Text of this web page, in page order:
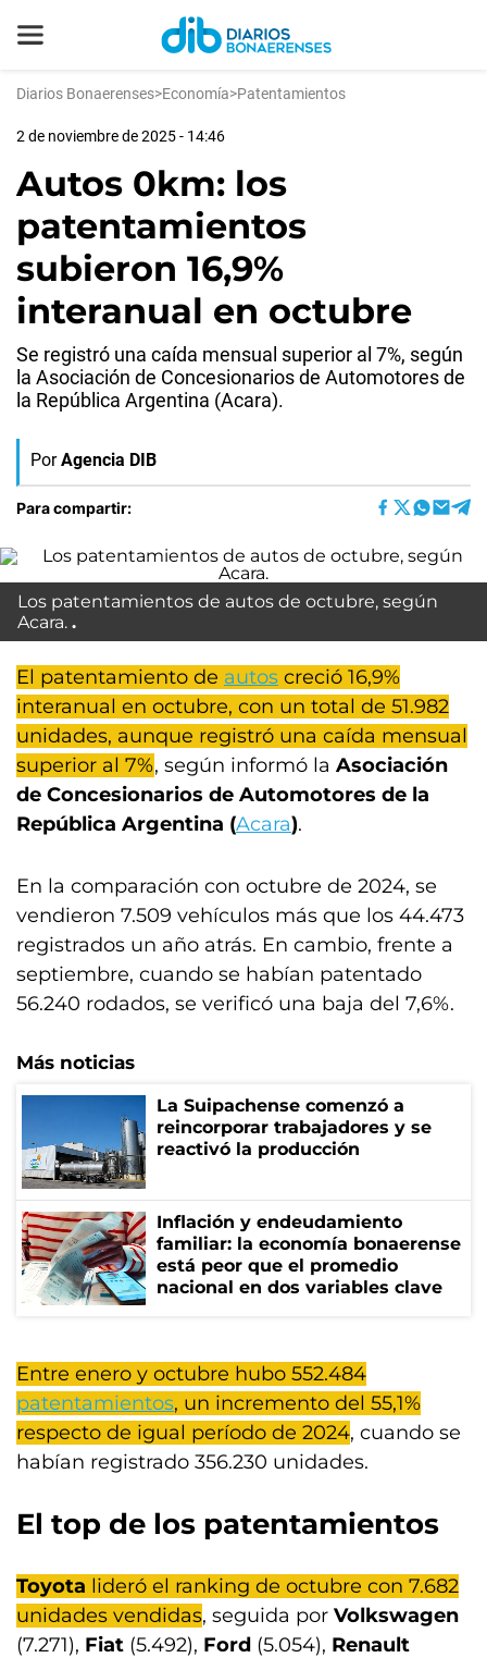
Diarios Bonaerenses>Economía>Patentamientos
2 de noviembre de 2025 - 14:46
Autos 0km: los
patentamientos
subieron 16,9%
interanual en octubre
Se registró una caída mensual superior al 7%, según
la Asociación de Concesionarios de Automotores de
la República Argentina (Acara).
Por Agencia DIB
Para compartir:
Los patentamientos de autos de octubre, según
Acara.
El patentamiento de autos creció 16,9%
interanual en octubre, con un total de 51.982
unidades, aunque registró una caída mensual
superior al 7%, según informó la Asociación
de Concesionarios de Automotores de la
República Argentina (Acara).
En la comparación con octubre de 2024, se
vendieron 7.509 vehículos más que los 44.473
registrados un año atrás. En cambio, frente a
septiembre, cuando se habían patentado
56.240 rodados, se verificó una baja del 7,6%.
Más noticias
La Suipachense comenzó a
reincorporar trabajadores y se
reactivó la producción
Inflación y endeudamiento
familiar: la economía bonaerense
está peor que el promedio
nacional en dos variables clave
Entre enero y octubre hubo 552.484
patentamientos, un incremento del 55,1%
respecto de igual período de 2024, cuando se
habían registrado 356.230 unidades.
El top de los patentamientos
Toyota lideró el ranking de octubre con 7.682
unidades vendidas, seguida por Volkswagen
(7.271), Fiat (5.492), Ford (5.054), Renault